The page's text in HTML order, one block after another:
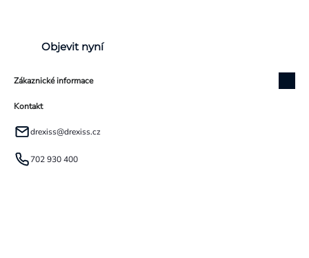
Objevit nyní
Zákaznické informace
Kontakt
drexiss@drexiss.cz
702 930 400